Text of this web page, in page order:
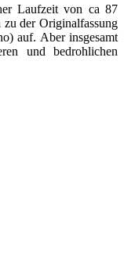
Laufzeit von ca 87
der Originalfassung
auf. Aber insgesamt
und bedrohlichen